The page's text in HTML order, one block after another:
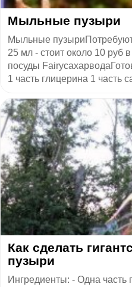
​Мыльные пузыри
Мыльные
25 мл - стоит около 10 руб
посуды
1 часть глицерина 1 часть
Как сделать
пузыри
Ингредиенты: - Одна часть